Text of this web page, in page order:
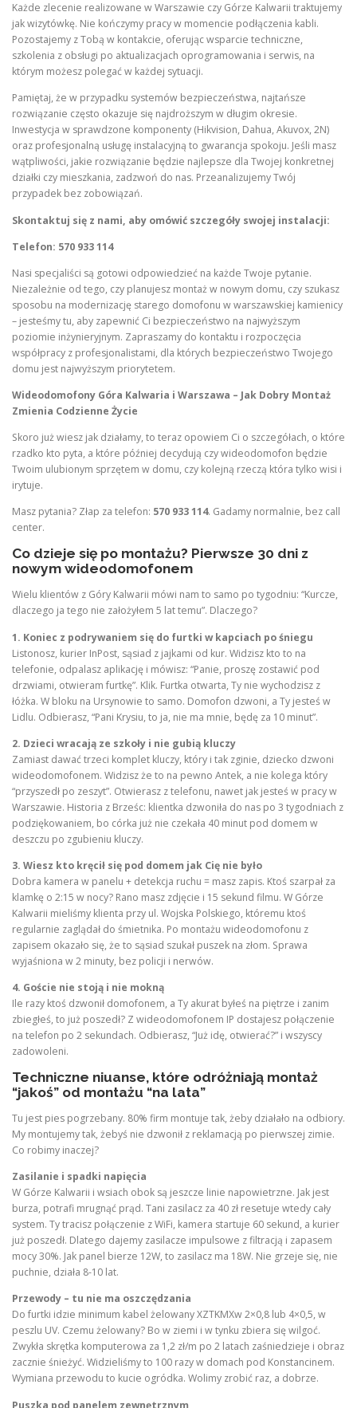
Każde zlecenie realizowane w Warszawie czy Górze Kalwarii traktujemy
jak wizytówkę. Nie kończymy pracy w momencie podłączenia kabli.
Pozostajemy z Tobą w kontakcie, oferując wsparcie techniczne,
szkolenia z obsługi po aktualizacjach oprogramowania i serwis, na
którym możesz polegać w każdej sytuacji.
Pamiętaj, że w przypadku systemów bezpieczeństwa, najtańsze
rozwiązanie często okazuje się najdroższym w długim okresie.
Inwestycja w sprawdzone komponenty (Hikvision, Dahua, Akuvox, 2N)
oraz profesjonalną usługę instalacyjną to gwarancja spokoju. Jeśli masz
wątpliwości, jakie rozwiązanie będzie najlepsze dla Twojej konkretnej
działki czy mieszkania, zadzwoń do nas. Przeanalizujemy Twój
przypadek bez zobowiązań.
Skontaktuj się z nami, aby omówić szczegóły swojej instalacji:
Telefon: 570 933 114
Nasi specjaliści są gotowi odpowiedzieć na każde Twoje pytanie.
Niezależnie od tego, czy planujesz montaż w nowym domu, czy szukasz
sposobu na modernizację starego domofonu w warszawskiej kamienicy
– jesteśmy tu, aby zapewnić Ci bezpieczeństwo na najwyższym
poziomie inżynieryjnym. Zapraszamy do kontaktu i rozpoczęcia
współpracy z profesjonalistami, dla których bezpieczeństwo Twojego
domu jest najwyższym priorytetem.
Wideodomofony Góra Kalwaria i Warszawa – Jak Dobry Montaż
Zmienia Codzienne Życie
Skoro już wiesz jak działamy, to teraz opowiem Ci o szczegółach, o które
rzadko kto pyta, a które później decydują czy wideodomofon będzie
Twoim ulubionym sprzętem w domu, czy kolejną rzeczą która tylko wisi i
irytuje.
Masz pytania? Złap za telefon: 570 933 114. Gadamy normalnie, bez call
center.
Co dzieje się po montażu? Pierwsze 30 dni z
nowym wideodomofonem
Wielu klientów z Góry Kalwarii mówi nam to samo po tygodniu: “Kurcze,
dlaczego ja tego nie założyłem 5 lat temu”. Dlaczego?
1. Koniec z podrywaniem się do furtki w kapciach po śniegu
Listonosz, kurier InPost, sąsiad z jajkami od kur. Widzisz kto to na
telefonie, odpalasz aplikację i mówisz: “Panie, proszę zostawić pod
drzwiami, otwieram furtkę”. Klik. Furtka otwarta, Ty nie wychodzisz z
łóżka. W bloku na Ursynowie to samo. Domofon dzwoni, a Ty jesteś w
Lidlu. Odbierasz, “Pani Krysiu, to ja, nie ma mnie, będę za 10 minut”.
2. Dzieci wracają ze szkoły i nie gubią kluczy
Zamiast dawać trzeci komplet kluczy, który i tak zginie, dziecko dzwoni
wideodomofonem. Widzisz że to na pewno Antek, a nie kolega który
“przyszedł po zeszyt”. Otwierasz z telefonu, nawet jak jesteś w pracy w
Warszawie. Historia z Brześc: klientka dzwoniła do nas po 3 tygodniach z
podziękowaniem, bo córka już nie czekała 40 minut pod domem w
deszczu po zgubieniu kluczy.
3. Wiesz kto kręcił się pod domem jak Cię nie było
Dobra kamera w panelu + detekcja ruchu = masz zapis. Ktoś szarpał za
klamkę o 2:15 w nocy? Rano masz zdjęcie i 15 sekund filmu. W Górze
Kalwarii mieliśmy klienta przy ul. Wojska Polskiego, któremu ktoś
regularnie zaglądał do śmietnika. Po montażu wideodomofonu z
zapisem okazało się, że to sąsiad szukał puszek na złom. Sprawa
wyjaśniona w 2 minuty, bez policji i nerwów.
4. Goście nie stoją i nie mokną
Ile razy ktoś dzwonił domofonem, a Ty akurat byłeś na piętrze i zanim
zbiegłeś, to już poszedł? Z wideodomofonem IP dostajesz połączenie
na telefon po 2 sekundach. Odbierasz, “Już idę, otwierać?” i wszyscy
zadowoleni.
Techniczne niuanse, które odróżniają montaż
“jakoś” od montażu “na lata”
Tu jest pies pogrzebany. 80% firm montuje tak, żeby działało na odbiory.
My montujemy tak, żebyś nie dzwonił z reklamacją po pierwszej zimie.
Co robimy inaczej?
Zasilanie i spadki napięcia
W Górze Kalwarii i wsiach obok są jeszcze linie napowietrzne. Jak jest
burza, potrafi mrugnąć prąd. Tani zasilacz za 40 zł resetuje wtedy cały
system. Ty tracisz połączenie z WiFi, kamera startuje 60 sekund, a kurier
już poszedł. Dlatego dajemy zasilacze impulsowe z filtracją i zapasem
mocy 30%. Jak panel bierze 12W, to zasilacz ma 18W. Nie grzeje się, nie
puchnie, działa 8-10 lat.
Przewody – tu nie ma oszczędzania
Do furtki idzie minimum kabel żelowany XZTKMXw 2×0,8 lub 4×0,5, w
peszlu UV. Czemu żelowany? Bo w ziemi i w tynku zbiera się wilgoć.
Zwykła skrętka komputerowa za 1,2 zł/m po 2 latach zaśniedzieje i obraz
zacznie śnieżyć. Widzieliśmy to 100 razy w domach pod Konstancinem.
Wymiana przewodu to kucie ogródka. Wolimy zrobić raz, a dobrze.
Puszka pod panelem zewnętrznym